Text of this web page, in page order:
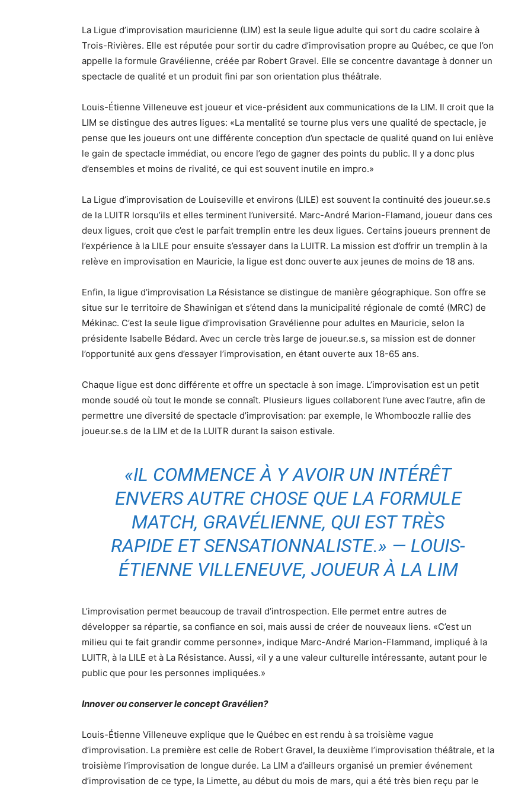
La Ligue d’improvisation mauricienne (LIM) est la seule ligue adulte qui sort du cadre scolaire à
Trois-Rivières. Elle est réputée pour sortir du cadre d’improvisation propre au Québec, ce que l’on
appelle la formule Gravélienne, créée par Robert Gravel. Elle se concentre davantage à donner un
spectacle de qualité et un produit fini par son orientation plus théâtrale.
Louis-Étienne Villeneuve est joueur et vice-président aux communications de la LIM. Il croit que la
LIM se distingue des autres ligues: «La mentalité se tourne plus vers une qualité de spectacle, je
pense que les joueurs ont une différente conception d’un spectacle de qualité quand on lui enlève
le gain de spectacle immédiat, ou encore l’ego de gagner des points du public. Il y a donc plus
d’ensembles et moins de rivalité, ce qui est souvent inutile en impro.»
La Ligue d’improvisation de Louiseville et environs (LILE) est souvent la continuité des joueur.se.s
de la LUITR lorsqu’ils et elles terminent l’université. Marc-André Marion-Flamand, joueur dans ces
deux ligues, croit que c’est le parfait tremplin entre les deux ligues. Certains joueurs prennent de
l’expérience à la LILE pour ensuite s’essayer dans la LUITR. La mission est d’offrir un tremplin à la
relève en improvisation en Mauricie, la ligue est donc ouverte aux jeunes de moins de 18 ans.
Enfin, la ligue d’improvisation La Résistance se distingue de manière géographique. Son offre se
situe sur le territoire de Shawinigan et s’étend dans la municipalité régionale de comté (MRC) de
Mékinac. C’est la seule ligue d’improvisation Gravélienne pour adultes en Mauricie, selon la
présidente Isabelle Bédard. Avec un cercle très large de joueur.se.s, sa mission est de donner
l’opportunité aux gens d’essayer l’improvisation, en étant ouverte aux 18-65 ans.
Chaque ligue est donc différente et offre un spectacle à son image. L’improvisation est un petit
monde soudé où tout le monde se connaît. Plusieurs ligues collaborent l’une avec l’autre, afin de
permettre une diversité de spectacle d’improvisation: par exemple, le Whomboozle rallie des
joueur.se.s de la LIM et de la LUITR durant la saison estivale.
«IL COMMENCE À Y AVOIR UN INTÉRÊT
ENVERS AUTRE CHOSE QUE LA FORMULE
MATCH, GRAVÉLIENNE, QUI EST TRÈS
RAPIDE ET SENSATIONNALISTE.» — LOUIS-
ÉTIENNE VILLENEUVE, JOUEUR À LA LIM
L’improvisation permet beaucoup de travail d’introspection. Elle permet entre autres de
développer sa répartie, sa confiance en soi, mais aussi de créer de nouveaux liens. «C’est un
milieu qui te fait grandir comme personne», indique Marc-André Marion-Flammand, impliqué à la
LUITR, à la LILE et à La Résistance. Aussi, «il y a une valeur culturelle intéressante, autant pour le
public que pour les personnes impliquées.»
Innover ou conserver le concept Gravélien?
Louis-Étienne Villeneuve explique que le Québec en est rendu à sa troisième vague
d’improvisation. La première est celle de Robert Gravel, la deuxième l’improvisation théâtrale, et la
troisième l’improvisation de longue durée. La LIM a d’ailleurs organisé un premier événement
d’improvisation de ce type, la Limette, au début du mois de mars, qui a été très bien reçu par le